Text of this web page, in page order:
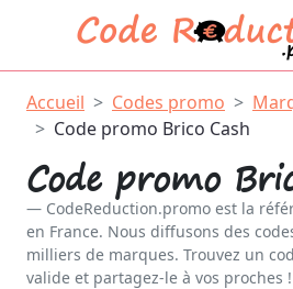
Accueil Codes promo
Code promo Brico Cash
Code promo
CodeReduction.promo est la
en France. Nous diffusons des
milliers de marques. Trouvez un
valide et partagez-le à vos proches !